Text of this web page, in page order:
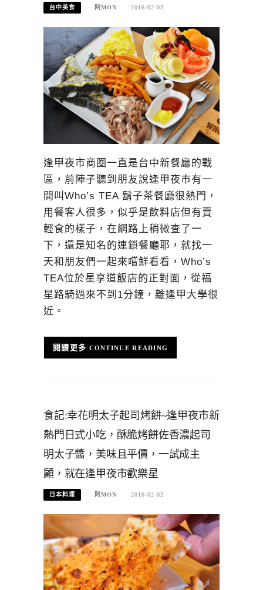
台中美食 阿MON 2016-02-03
逢甲夜市商圈一直是台中新餐廳的戰
區，前陣子聽到朋友說逢甲夜市有一
間叫Who’s TEA 鬍子茶餐廳很熱門，
用餐客人很多，似乎是飲料店但有賣
輕食的樣子，在網路上稍微查了一
下，還是知名的連鎖餐廳耶，就找一
天和朋友們一起來嚐鮮看看，Who’s
TEA位於星享道飯店的正對面，從福
星路騎過來不到1分鐘，離逢甲大學很
近。
CONTINUE READING
食記:幸花明太子起司烤餅~逢甲夜市新
熱門日式小吃，酥脆烤餅佐香濃起司
明太子醬，美味且平價，一試成主
顧，就在逢甲夜市歡樂星
日本料理 阿MON 2016-02-02